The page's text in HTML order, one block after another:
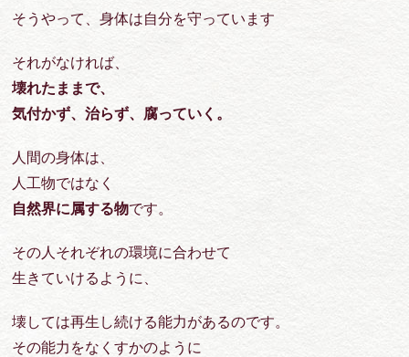
そうやって、身体は自分を守っています
それがなければ、
壊れたままで、
気付かず、治らず、腐っていく。
人間の身体は、
人工物ではなく
自然界に属する物です。
その人それぞれの環境に合わせて
生きていけるように、
壊しては再生し続ける能力があるのです。
その能力をなくすかのように